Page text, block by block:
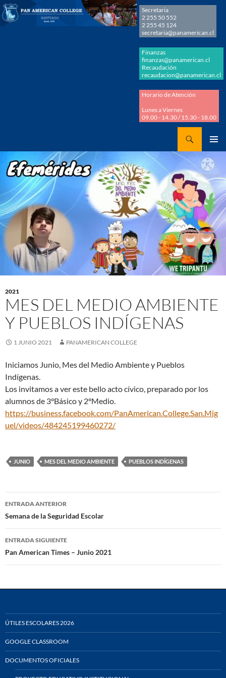
Secretaria
2 255 50 552
2 255 45 124
secretaria@panamerican.cl
Finanzas
finanzas@panamerican.cl
Recaudación
recaudacion@panamerican.cl
Horario de Atención
Lunes a Viernes
09.00 - 14.30 / 15.30 - 18.00
AL
CONTENIDO
2021
MES DEL MEDIO AMBIENTE
Y PUEBLOS INDÍGENAS
1 JUNIO 2021 PANAMERICAN COLLEGE
Iniciamos Junio, Mes del Medio Ambiente y Pueblos
Indígenas.
Los invitamos a ver este bello acto cívico, preparado por los
alumnos de 3°Básico y 2°Medio.
https://business.facebook.com/PanAmerican.College.San.Mig
uel/videos/484245199460272/
JUNIO MES DEL MEDIO AMBIENTE PUEBLOS INDÍGENAS
Navegación
de
entradas
ENTRADA ANTERIOR
Semana de la Seguridad Escolar
ENTRADA SIGUIENTE
Pan American Times – Junio 2021
ÚTILES ESCOLARES 2026
GOOGLE CLASSROOM
DOCUMENTOS OFICIALES